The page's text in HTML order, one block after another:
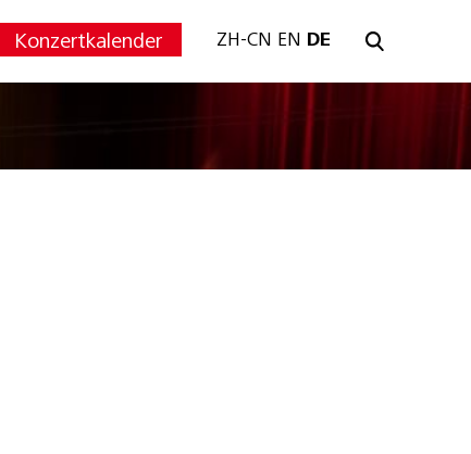
Konzertkalender ZH-CN EN DE